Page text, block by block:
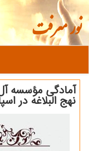
نور معرفت
آمادگی مؤسسه
نهج البلاغه در